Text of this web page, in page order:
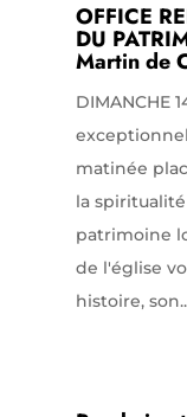
OFFICE
DU
Martin de
DIMANCHE
matinée
la
patrimoine
de l'église
histoire,